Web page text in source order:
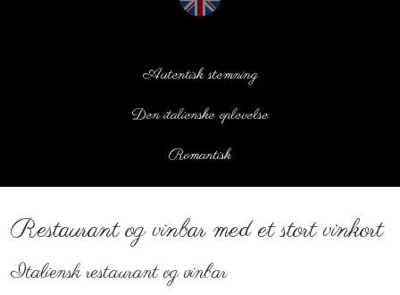
​Autentisk stemning
​Den italienske oplevelse
​Romantisk
Restaurant og vinbar med et stort vinkort
Italiensk restaurant og vinbar